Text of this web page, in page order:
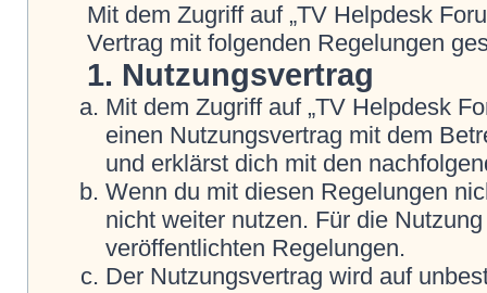
Mit dem Zugriff auf „TV Helpdesk
Vertrag mit folgenden Regelungen
1. Nutzungsvertrag
Mit dem Zugriff auf „TV Helpdesk
einen Nutzungsvertrag mit dem
und erklärst dich mit den
Wenn du mit diesen Regelungen
nicht weiter nutzen. Für die
veröffentlichten Regelungen.
Der Nutzungsvertrag wird auf